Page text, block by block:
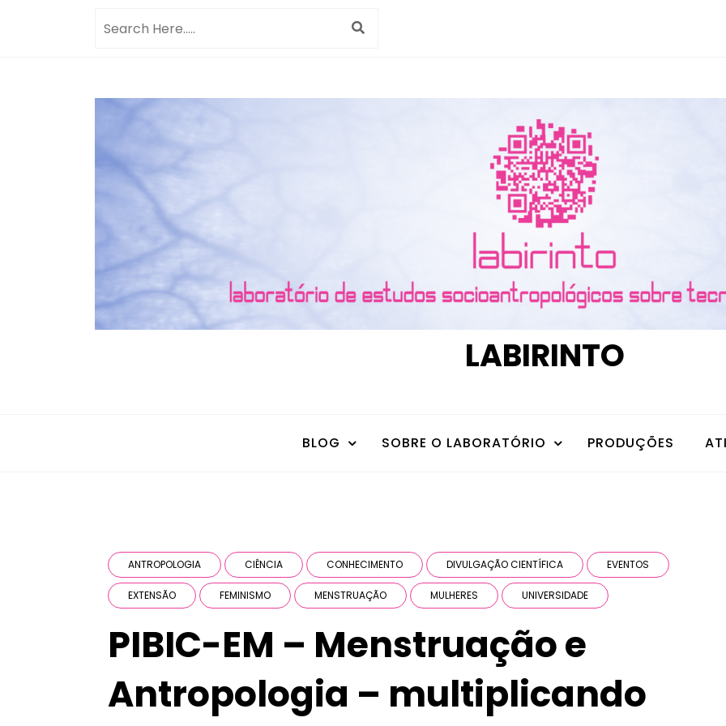
LABIRINTO
BLOG SOBRE O LABORATÓRIO PRODUÇÕES
ANTROPOLOGIA CIÊNCIA CONHECIMENTO DIVULGAÇÃO CIENTÍFICA EVENTOS
EXTENSÃO FEMINISMO MENSTRUAÇÃO MULHERES UNIVERSIDADE
PIBIC-EM – Menstruação e
Antropologia – multiplicando